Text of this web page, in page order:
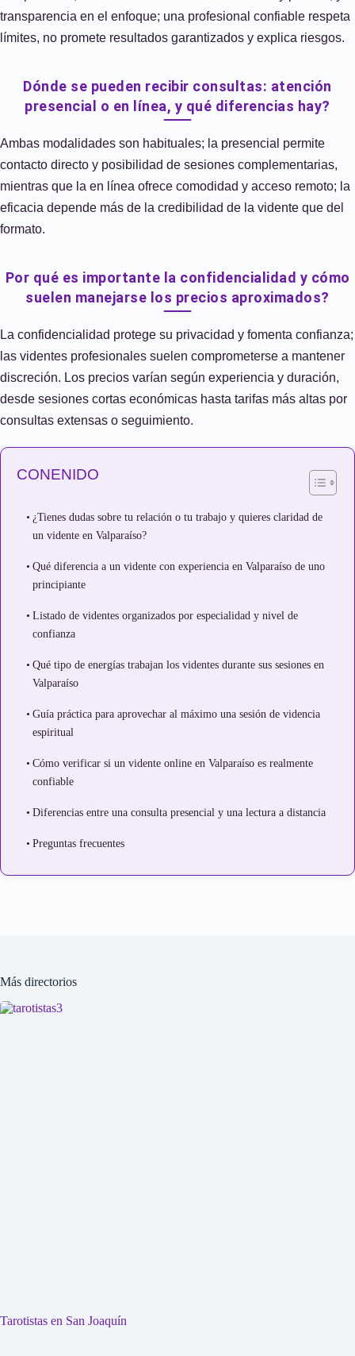
transparencia en el enfoque; una profesional confiable respeta
límites, no promete resultados garantizados y explica riesgos.
Dónde se pueden recibir consultas: atención
presencial o en línea, y qué diferencias hay?
Ambas modalidades son habituales; la presencial permite
contacto directo y posibilidad de sesiones complementarias,
mientras que la en línea ofrece comodidad y acceso remoto; la
eficacia depende más de la credibilidad de la vidente que del
formato.
Por qué es importante la confidencialidad y cómo
suelen manejarse los precios aproximados?
La confidencialidad protege su privacidad y fomenta confianza;
las videntes profesionales suelen comprometerse a mantener
discreción. Los precios varían según experiencia y duración,
desde sesiones cortas económicas hasta tarifas más altas por
consultas extensas o seguimiento.
CONENIDO
¿Tienes dudas sobre tu relación o tu trabajo y quieres claridad de
un vidente en Valparaíso?
Qué diferencia a un vidente con experiencia en Valparaíso de uno
principiante
Listado de videntes organizados por especialidad y nivel de
confianza
Qué tipo de energías trabajan los videntes durante sus sesiones en
Valparaíso
Guía práctica para aprovechar al máximo una sesión de videncia
espiritual
Cómo verificar si un vidente online en Valparaíso es realmente
confiable
Diferencias entre una consulta presencial y una lectura a distancia
Preguntas frecuentes
Más directorios
Tarotistas en San Joaquín